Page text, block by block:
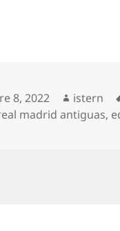
8, 2022 Autor
istern
madrid antiguas,